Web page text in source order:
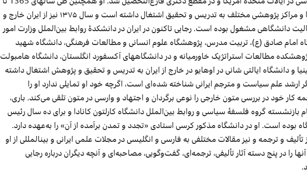
و مراکز پژوهشی مختلف به تدریس و تحقیق اشتغال داشته است و سال ۱۳۷۵ نیز از ایران خارج و
دانشگاهی مشغول بوده است. رجایی تاکنون در ایران دردانشکدۀروابطبین‌المللوزارت امور
امام صادق(ع)، تربیت مدرس، پژوهشگاه علوم انسانی و مطالعات فرهنگی، دانشگاه شهید
مطالعات استراتژیک خاورمیانه و دردانشگاه‏هایآکسفورد انگلستان، دانشگاههامبولت
و دانشگاه ایالتی شانی در اوهایو در خارج از ایران به تدریس و تحقیق و پژوهش اشتغال داشته
ارشد علم سیاست و مترجم ایرانی شناختهشده‌ایاست، اگرچه خود او تمایلی ندارد او را
کار خود در بررسی متون خارجی را نوعی برگردان و اجتهاد و وارسی در متون تلقیمی‌کند. باری،
بازنشسته گروهفلسفۀسیاسی و روابطبین‌المللدانشگاهکارلتونکانادا و برای ده سال رئیس
بوده است. او در دانشگاه مذکور کرسی استادی «تجدد و تمدن برآمده از آن» را به‌عهدهدارد.
و ترجمه و نیز مقالات مختلفی به فارسی و انگلیسی در مجلات علمی ایرانی وبین‏المللیاز او
آنها را درپنج دسته آثارتألیفی، ترجمه‌ای، گفت‌و‌گویی،مصاحبه‌ایو آنچه دیگران دربارهرجایی
.